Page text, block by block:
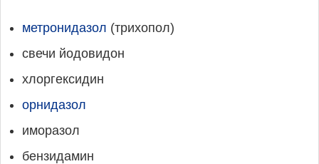
метронидазол (трихопол)
свечи йодовидон
хлоргексидин
орнидазол
иморазол
бензидамин